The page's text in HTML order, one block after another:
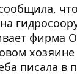
фирма
писала в